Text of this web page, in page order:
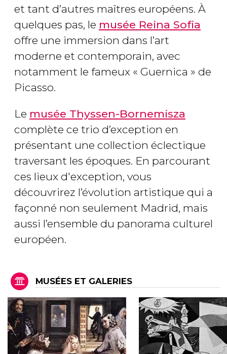
et tant d’autres maîtres européens. À
quelques pas, le musée Reina Sofia
offre une immersion dans l’art
moderne et contemporain, avec
notamment le fameux « Guernica » de
Picasso.
Le musée Thyssen-Bornemisza
complète ce trio d’exception en
présentant une collection éclectique
traversant les époques. En parcourant
ces lieux d'exception, vous
découvrirez l’évolution artistique qui a
façonné non seulement Madrid, mais
aussi l’ensemble du panorama culturel
européen.
MUSÉES ET GALERIES